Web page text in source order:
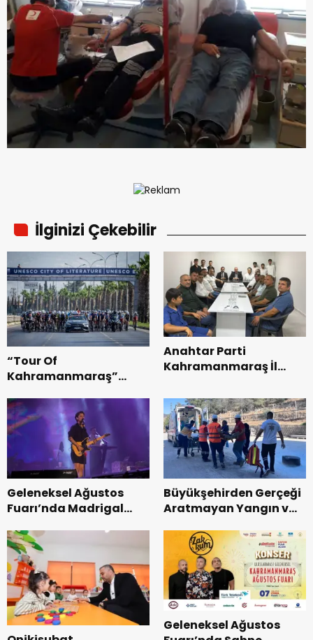
İlginizi Çekebilir
“Tour Of
Kahramanmaraş”
Bisikleti Turnuvası
Tamamlandı.
Anahtar Parti
Kahramanmaraş İl
Teşkilatı ile buluştu.
Geleneksel Ağustos
Fuarı’nda Madrigal
Büyükşehirden Gerçeği
Aratmayan Yangın ve
Geleneksel Ağustos